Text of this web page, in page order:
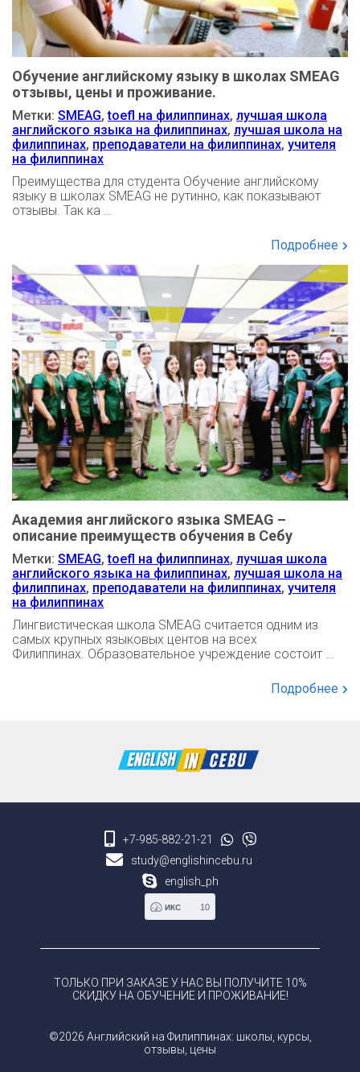
Обучение английскому языку в школах SMEAG
отзывы, цены и проживание.
Метки: SMEAG,toefl на филиппинах, лучшая школа
английского языка на филиппинах, лучшая школа на
филиппинах, преподаватели на филиппинах, учителя
на филиппинах
Преимущества для студента Обучение английскому
языку в школах SMEAG не рутинно, как показывают
отзывы. Так ка …
Подробнее
Академия английского языка SMEAG –
описание преимуществ обучения в Себу
Метки: SMEAG,toefl на филиппинах, лучшая школа
английского языка на филиппинах, лучшая школа на
филиппинах, преподаватели на филиппинах, учителя
на филиппинах
Лингвистическая школа SMEAG считается одним из
самых крупных языковых центов на всех
Филиппинах. Образовательное учреждение состоит …
Подробнее
ТОЛЬКО ПРИ ЗАКАЗЕ У НАС ВЫ ПОЛУЧИТЕ 10%
СКИДКУ НА ОБУЧЕНИЕ И ПРОЖИВАНИЕ!
©2026 Английский на Филиппинах: школы, курсы,
отзывы, цены
+7-985-882-21-21
study@englishincebu.ru
english_ph
ИКС 10